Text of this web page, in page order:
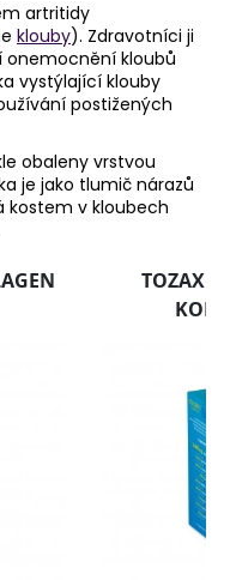
artritidy
klouby). Zdravotníci ji
onemocnění kloubů
vystýlající klouby
postižených
obaleny vrstvou
je jako tlumič nárazů
v kloubech